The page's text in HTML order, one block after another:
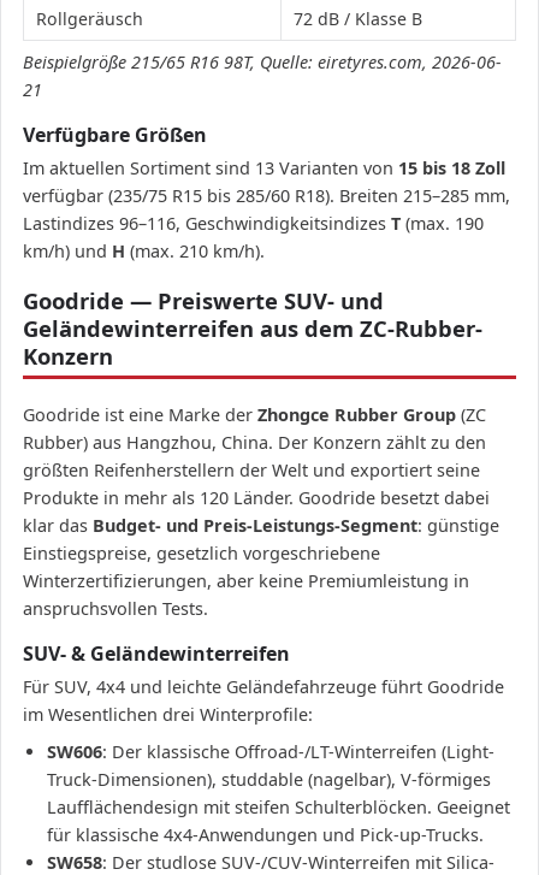
Rollgeräusch
72 dB / Klasse B
Beispielgröße 215/65 R16 98T, Quelle: eiretyres.com, 2026-06-
21
Verfügbare Größen
Im aktuellen Sortiment sind 13 Varianten von 15 bis 18 Zoll
verfügbar (235/75 R15 bis 285/60 R18). Breiten 215–285 mm,
Lastindizes 96–116, Geschwindigkeitsindizes T (max. 190
km/h) und H (max. 210 km/h).
Goodride — Preiswerte SUV- und
Geländewinterreifen aus dem ZC-Rubber-
Konzern
Goodride ist eine Marke der Zhongce Rubber Group (ZC
Rubber) aus Hangzhou, China. Der Konzern zählt zu den
größten Reifenherstellern der Welt und exportiert seine
Produkte in mehr als 120 Länder. Goodride besetzt dabei
klar das Budget- und Preis-Leistungs-Segment: günstige
Einstiegspreise, gesetzlich vorgeschriebene
Winterzertifizierungen, aber keine Premiumleistung in
anspruchsvollen Tests.
SUV- & Geländewinterreifen
Für SUV, 4x4 und leichte Geländefahrzeuge führt Goodride
im Wesentlichen drei Winterprofile:
SW606: Der klassische Offroad-/LT-Winterreifen (Light-
Truck-Dimensionen), studdable (nagelbar), V-förmiges
Laufflächendesign mit steifen Schulterblöcken. Geeignet
für klassische 4x4-Anwendungen und Pick-up-Trucks.
SW658: Der studlose SUV-/CUV-Winterreifen mit Silica-